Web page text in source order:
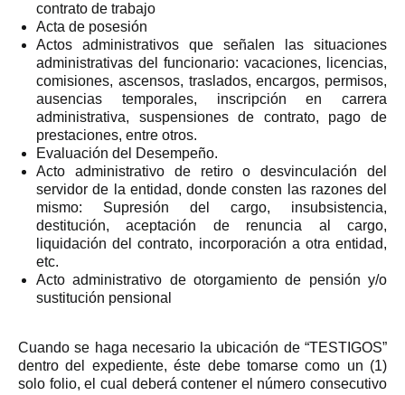
contrato de trabajo
Acta de posesión
Actos administrativos que señalen las situaciones
administrativas del funcionario: vacaciones, licencias,
comisiones, ascensos, traslados, encargos, permisos,
ausencias temporales, inscripción en carrera
administrativa, suspensiones de contrato, pago de
prestaciones, entre otros.
Evaluación del Desempeño.
Acto administrativo de retiro o desvinculación del
servidor de la entidad, donde consten las razones del
mismo: Supresión del cargo, insubsistencia,
destitución, aceptación de renuncia al cargo,
liquidación del contrato, incorporación a otra entidad,
etc.
Acto administrativo de otorgamiento de pensión y/o
sustitución pensional
Cuando se haga necesario la ubicación de “TESTIGOS”
dentro del expediente, éste debe tomarse como un (1)
solo folio, el cual deberá contener el número consecutivo